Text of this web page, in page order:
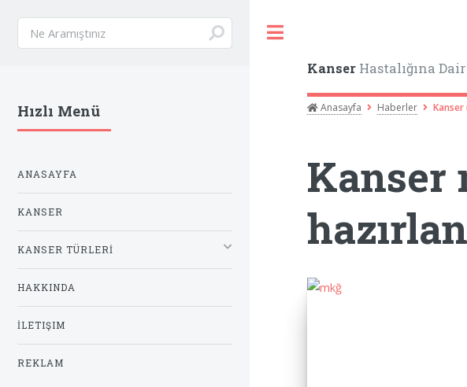
Kanser Hastalığına
Anasayfa Haberler Kanser
Kanser
Hızlı Menü
ANASAYFA
KANSER
KANSER TÜRLERİ
HAKKINDA
İLETIŞIM
REKLAM